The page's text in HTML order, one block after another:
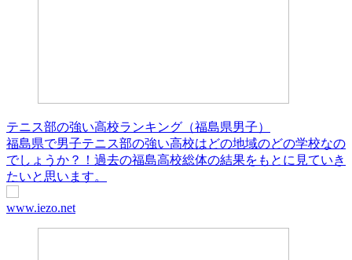
テニス部の強い高校ランキング（福島県男子）
福島県で男子テニス部の強い高校はどの地域のどの学校なの
でしょうか？！過去の福島高校総体の結果をもとに見ていき
たいと思います。
www.iezo.net